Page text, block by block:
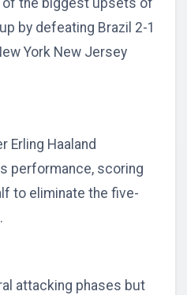
of the biggest upsets of
by defeating Brazil 2-1
York New Jersey
Erling Haaland
performance, scoring
to eliminate the five-
attacking phases but